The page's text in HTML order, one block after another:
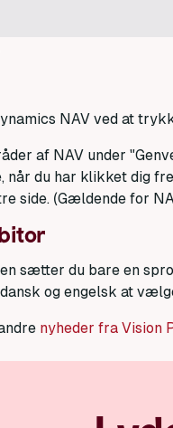
NAV ved at
af NAV under
når du har klikket dig
side. (Gældende for
sætter du bare en
og engelsk at
nyheder fra Vision